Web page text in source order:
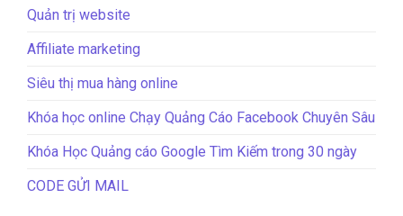
Quản trị website
Affiliate marketing
Siêu thị mua hàng online
Khóa học online Chạy Quảng Cáo Facebook Chuyên Sâu
Khóa Học Quảng cáo Google Tìm Kiếm trong 30 ngày
CODE GỬI MAIL